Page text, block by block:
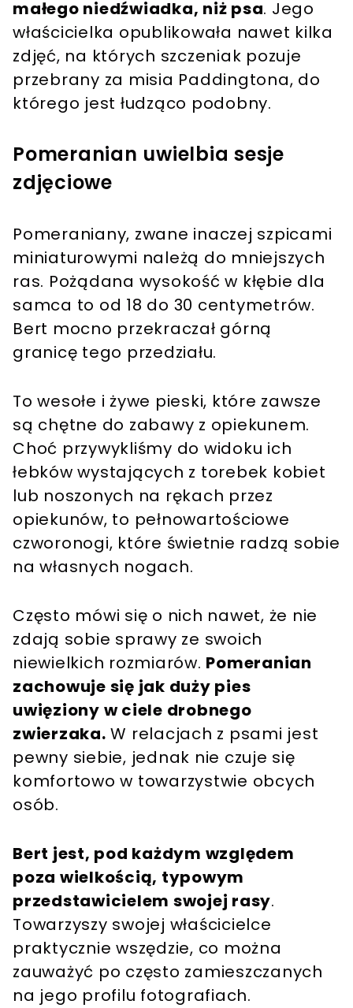
małego niedźwiadka, niż psa. Jego
właścicielka opublikowała nawet kilka
zdjęć, na których szczeniak pozuje
przebrany za misia Paddingtona, do
którego jest łudząco podobny.
Pomeranian uwielbia sesje
zdjęciowe
Pomeraniany, zwane inaczej szpicami
miniaturowymi należą do mniejszych
ras. Pożądana wysokość w kłębie dla
samca to od 18 do 30 centymetrów.
Bert mocno przekraczał górną
granicę tego przedziału.
To wesołe i żywe pieski, które zawsze
są chętne do zabawy z opiekunem.
Choć przywykliśmy do widoku ich
łebków wystających z torebek kobiet
lub noszonych na rękach przez
opiekunów, to pełnowartościowe
czworonogi, które świetnie radzą sobie
na własnych nogach.
Często mówi się o nich nawet, że nie
zdają sobie sprawy ze swoich
niewielkich rozmiarów. Pomeranian
zachowuje się jak duży pies
uwięziony w ciele drobnego
zwierzaka. W relacjach z psami jest
pewny siebie, jednak nie czuje się
komfortowo w towarzystwie obcych
osób.
Bert jest, pod każdym względem
poza wielkością, typowym
przedstawicielem swojej rasy.
Towarzyszy swojej właścicielce
praktycznie wszędzie, co można
zauważyć po często zamieszczanych
na jego profilu fotografiach.